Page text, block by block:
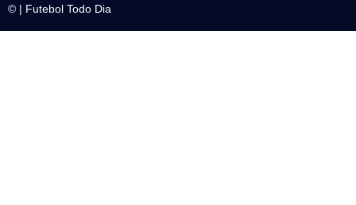
© | Futebol Todo Dia